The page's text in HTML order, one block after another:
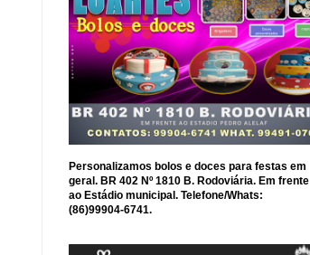
Personalizamos bolos e doces para festas em
geral. BR 402 Nº 1810 B. Rodoviária. Em frente
ao Estádio municipal. Telefone/Whats:
(86)99904-6741.